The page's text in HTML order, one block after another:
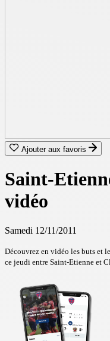
Ajouter aux favoris
Saint-
vidéo
Samedi 12/11/2011
Découvrez en vidéo les buts et
ce jeudi entre Saint-Etienne et